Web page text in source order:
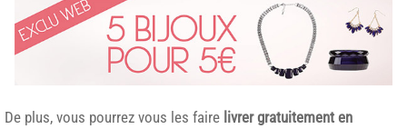
De plus, vous pourrez vous les faire livrer gratuitement en